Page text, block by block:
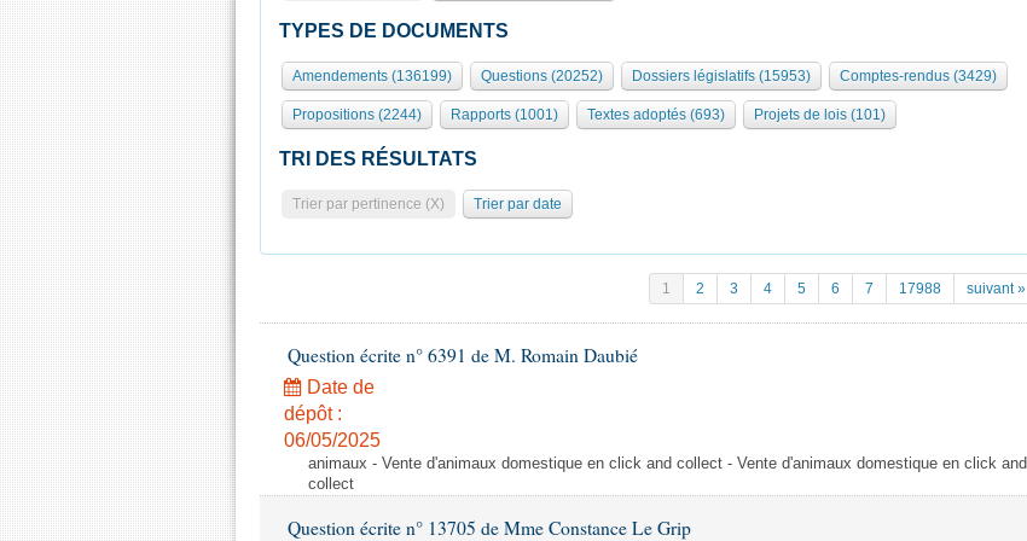
TYPES DE DOCUMENTS
Amendements (136199) Questions (20252) Dossiers législatifs (15953) Comptes-rendus (3429)
Propositions (2244) Rapports (1001) Textes adoptés (693) Projets de lois (101)
TRI DES RÉSULTATS
Trier par pertinence (X) Trier par date
1 2 3 4 5 6 7 17988 suivant »
Question écrite n° 6391 de M. Romain Daubié
Date de
dépôt :
06/05/2025
animaux - Vente d'animaux domestique en click and collect - Vente d'animaux domestique en click and
collect
Question écrite n° 13705 de Mme Constance Le Grip